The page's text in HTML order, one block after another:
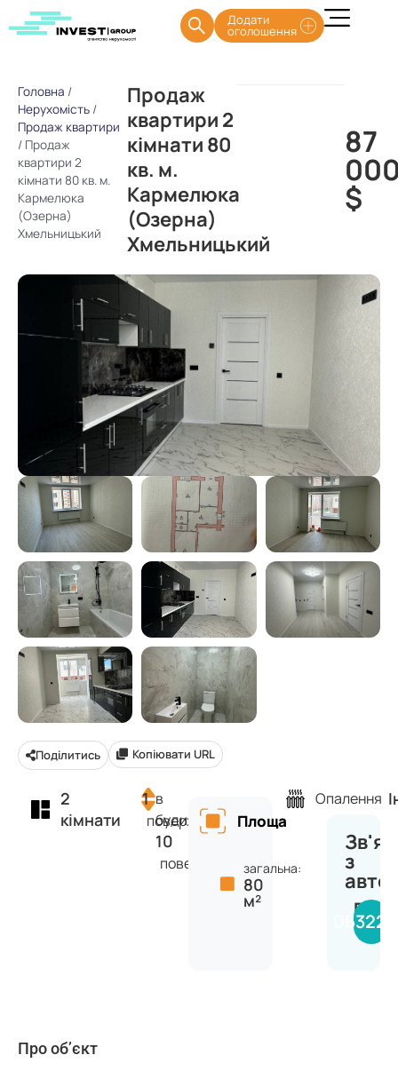
Додати
оголошення
Головна /
Нерухомість /
Продаж квартири
/ Продаж
квартири 2
кімнати 80 кв. м.
Кармелюка
(Озерна)
Хмельницький
Продаж
квартири 2
кімнати 80
кв. м.
Кармелюка
(Озерна)
Хмельницький
87
$
Поділитись Копіювати URL
2
кімнати
1
поверх
в
будинку
10
поверхів
Площа
загальна:
80
м²
Опалення
з
Про об’єкт